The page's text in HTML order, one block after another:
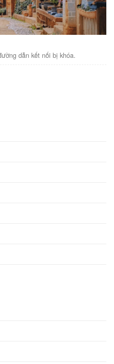
dẫn kết nối bị khóa.